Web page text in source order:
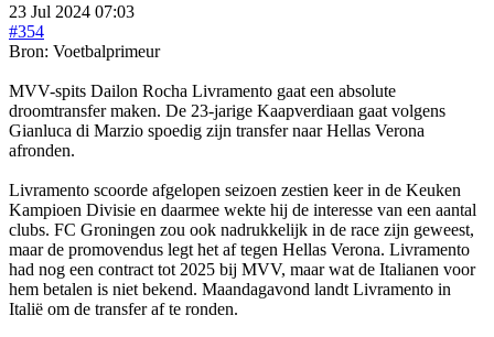
23 Jul 2024 07:03
#354
Bron: Voetbalprimeur
MVV-spits Dailon Rocha Livramento gaat een absolute
droomtransfer maken. De 23-jarige Kaapverdiaan gaat volgens
Gianluca di Marzio spoedig zijn transfer naar Hellas Verona
afronden.
Livramento scoorde afgelopen seizoen zestien keer in de Keuken
Kampioen Divisie en daarmee wekte hij de interesse van een aantal
clubs. FC Groningen zou ook nadrukkelijk in de race zijn geweest,
maar de promovendus legt het af tegen Hellas Verona. Livramento
had nog een contract tot 2025 bij MVV, maar wat de Italianen voor
hem betalen is niet bekend. Maandagavond landt Livramento in
Italië om de transfer af te ronden.